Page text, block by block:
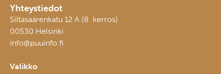
Yhteystiedot
Siltasaarenkatu 12 A (8. kerros)
00530 Helsinki
info@puuinfo.fi
Valikko